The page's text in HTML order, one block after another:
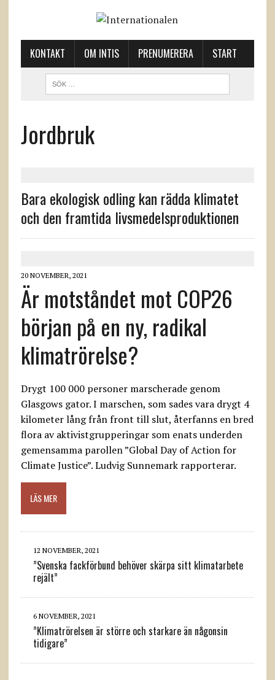
KONTAKT OM INTIS PRENUMERERA START
Jordbruk
Bara ekologisk odling kan rädda klimatet
och den framtida livsmedelsproduktionen
20 NOVEMBER, 2021
Är motståndet mot COP26
början på en ny, radikal
klimatrörelse?
Drygt 100 000 personer marscherade genom
Glasgows gator. I marschen, som sades vara drygt 4
kilometer lång från front till slut, återfanns en bred
flora av aktivistgrupperingar som enats underden
gemensamma parollen ”Global Day of Action for
Climate Justice”. Ludvig Sunnemark rapporterar.
LÄS MER
12 NOVEMBER, 2021
”Svenska fackförbund behöver skärpa sitt klimatarbete
rejält”
6 NOVEMBER, 2021
”Klimatrörelsen är större och starkare än någonsin
tidigare”